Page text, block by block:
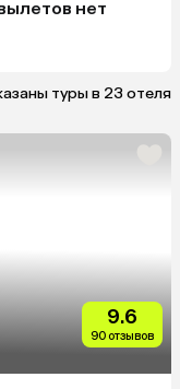
нет
туры в 23 отеля
9.6
90 отзывов